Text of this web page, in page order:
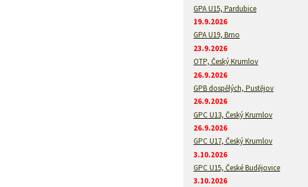
GPA U15, Pardubice
19.9.2026
GPA U19, Brno
23.9.2026
OTP, Český Krumlov
26.9.2026
GPB dospělých, Pustějov
26.9.2026
GPC U13, Český Krumlov
26.9.2026
GPC U17, Český Krumlov
3.10.2026
GPC U15, České Budějovice
3.10.2026